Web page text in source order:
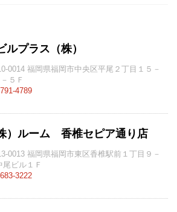
ルプラス（株）
0014 福岡県福岡市中央区平尾２丁目１５－
５Ｆ
4789
）ルーム 香椎セピア通り店
0013 福岡県福岡市東区香椎駅前１丁目９－
尾ビル１Ｆ
3222